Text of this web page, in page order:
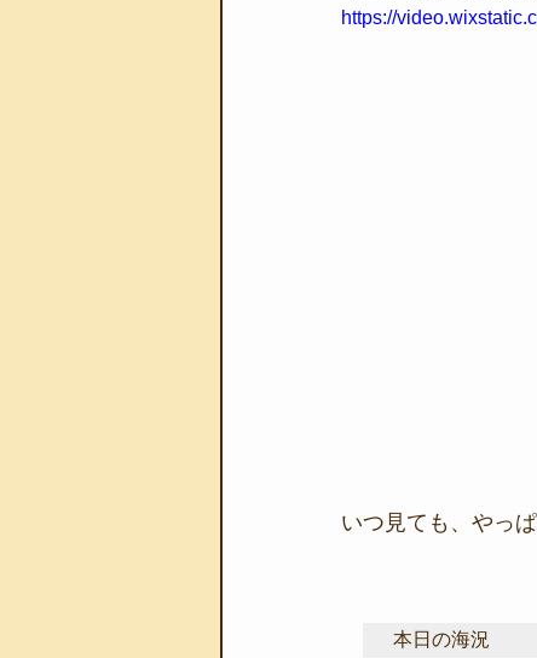
https://
いつ見ても、やっぱ
本日の海況